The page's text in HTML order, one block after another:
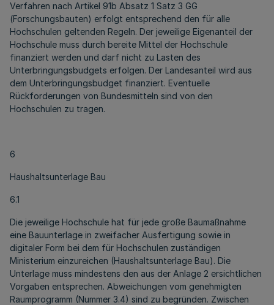
Verfahren nach Artikel 91b Absatz 1 Satz 3 GG
(Forschungsbauten) erfolgt entsprechend den für alle
Hochschulen geltenden Regeln. Der jeweilige Eigenanteil der
Hochschule muss durch bereite Mittel der Hochschule
finanziert werden und darf nicht zu Lasten des
Unterbringungsbudgets erfolgen. Der Landesanteil wird aus
dem Unterbringungsbudget finanziert. Eventuelle
Rückforderungen von Bundesmitteln sind von den
Hochschulen zu tragen.
6
Haushaltsunterlage Bau
6.1
Die jeweilige Hochschule hat für jede große Baumaßnahme
eine Bauunterlage in zweifacher Ausfertigung sowie in
digitaler Form bei dem für Hochschulen zuständigen
Ministerium einzureichen (Haushaltsunterlage Bau). Die
Unterlage muss mindestens den aus der Anlage 2 ersichtlichen
Vorgaben entsprechen. Abweichungen vom genehmigten
Raumprogramm (Nummer 3.4) sind zu begründen. Zwischen